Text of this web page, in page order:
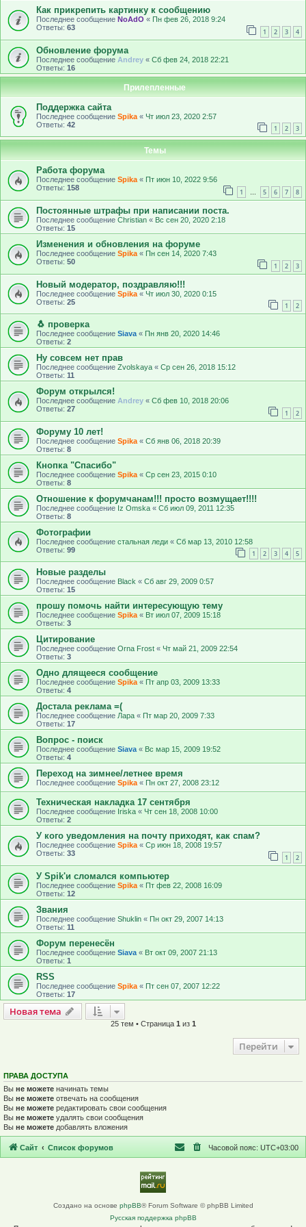
Как прикрепить картинку к сообщению
Последнее сообщение NoAdO « Пн фев 26, 2018 9:24
Ответы: 63 1 2 3 4
Обновление форума
Последнее сообщение Andrey « Сб фев 24, 2018 22:21
Ответы: 16
Прилепленные
Поддержка сайта
Последнее сообщение Spika « Чт июл 23, 2020 2:57
Ответы: 42 1 2 3
Темы
Работа форума
Последнее сообщение Spika « Пт июн 10, 2022 9:56
Ответы: 158 1 … 5 6 7 8
Постоянные штрафы при написании поста.
Последнее сообщение Christian « Вс сен 20, 2020 2:18
Ответы: 15
Изменения и обновления на форуме
Последнее сообщение Spika « Пн сен 14, 2020 7:43
Ответы: 50 1 2 3
Новый модератор, поздравляю!!!
Последнее сообщение Spika « Чт июл 30, 2020 0:15
Ответы: 25 1 2
🐧 проверка
Последнее сообщение Siava « Пн янв 20, 2020 14:46
Ответы: 2
Ну совсем нет прав
Последнее сообщение Zvolskaya « Ср сен 26, 2018 15:12
Ответы: 11
Форум открылся!
Последнее сообщение Andrey « Сб фев 10, 2018 20:06
Ответы: 27 1 2
Форуму 10 лет!
Последнее сообщение Spika « Сб янв 06, 2018 20:39
Ответы: 8
Кнопка "Спасибо"
Последнее сообщение Spika « Ср сен 23, 2015 0:10
Ответы: 8
Отношение к форумчанам!!! просто возмущает!!!!
Последнее сообщение Iz Omska « Сб июл 09, 2011 12:35
Ответы: 8
Фотографии
Последнее сообщение стальная леди « Сб мар 13, 2010 12:58
Ответы: 99 1 2 3 4 5
Новые разделы
Последнее сообщение Black « Сб авг 29, 2009 0:57
Ответы: 15
прошу помочь найти интересующую тему
Последнее сообщение Spika« Вт июл 07, 2009 15:18
Ответы: 3
Цитирование
Последнее сообщение Оrna Frost « Чт май 21, 2009 22:54
Ответы: 3
Одно длящееся сообщение
Последнее сообщение Spika« Пт апр 03, 2009 13:33
Ответы: 4
Достала реклама =(
Последнее сообщение Лара « Пт мар 20, 2009 7:33
Ответы: 17
Вопрос - поиск
Последнее сообщение Siava« Вс мар 15, 2009 19:52
Ответы: 4
Переход на зимнее/летнее время
Последнее сообщение Spika« Пн окт 27, 2008 23:12
Техническая накладка 17 сентября
Последнее сообщение Iriska « Чт сен 18, 2008 10:00
Ответы: 2
У кого уведомления на почту приходят, как спам?
Последнее сообщение Spika« Ср июн 18, 2008 19:57
Ответы: 33 1 2
У Spik'и сломался компьютер
Последнее сообщение Spika « Пт фев 22, 2008 16:09
Ответы: 12
Звания
Последнее сообщение Shuklin « Пн окт 29, 2007 14:13
Ответы: 11
Форум перенесён
Последнее сообщение Siava « Вт окт 09, 2007 21:13
Ответы: 1
RSS
Последнее сообщение Spika « Пт сен 07, 2007 12:22
Ответы: 17
Новая тема
Новаятема
25 тем • Страница 1 из 1
Перейти
ПРАВА ДОСТУПА
Вы не можете начинать темы
Вы не можете отвечать на сообщения
Вы не можете редактировать свои сообщения
Вы не можете удалять свои сообщения
Вы не можете добавлять вложения
Сайт Список форумов Часовой пояс: UTC+03:00
Создано на основе phpBB® Forum Software © phpBB Limited
Русская поддержка phpBB